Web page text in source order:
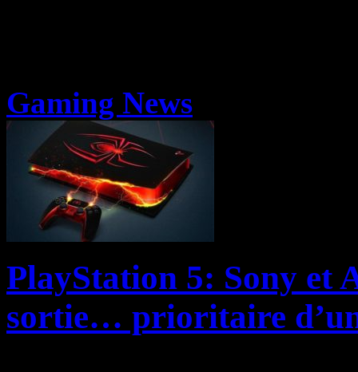
Gaming News
PlayStation 5: Sony et
sortie… prioritaire